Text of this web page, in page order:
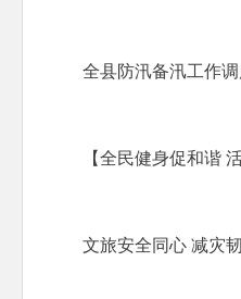
全县防汛备汛工作
文旅安全同心 减灾